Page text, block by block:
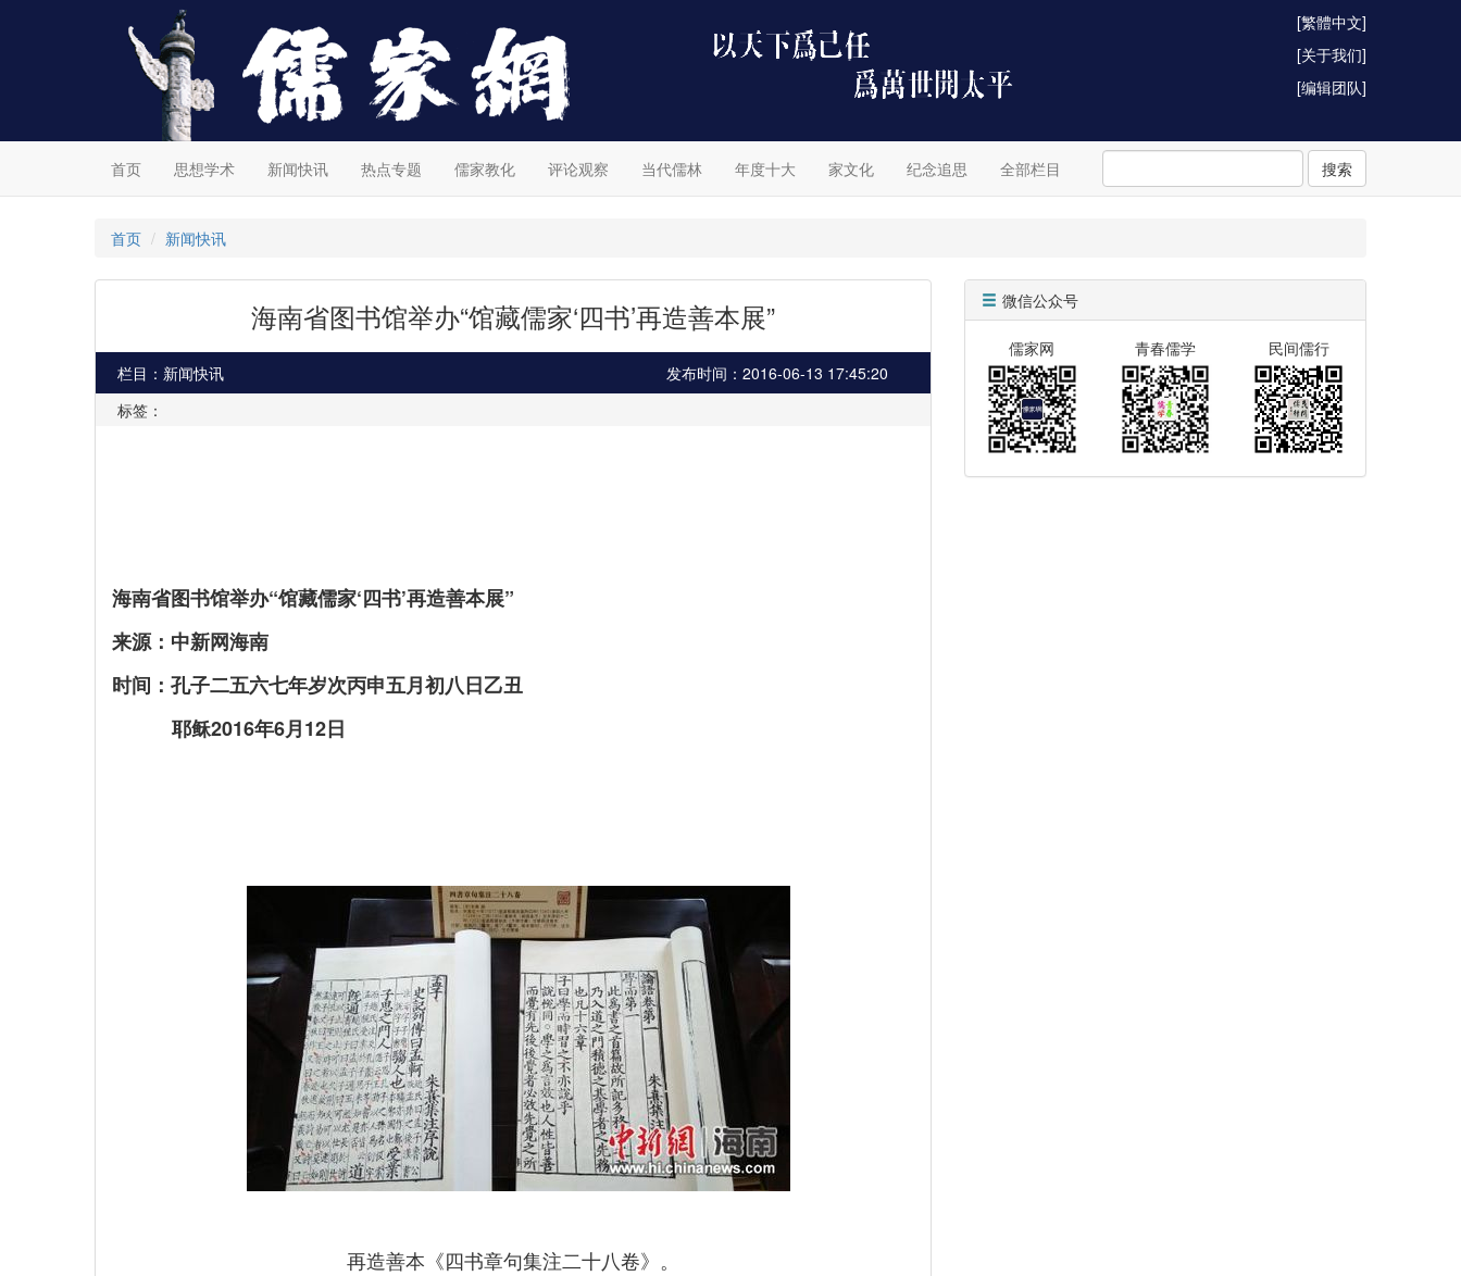
[繁體中文]
[关于我们]
[编辑团队]
首页 思想学术 新闻快讯 热点专题 儒家教化 评论观察 当代儒林 年度十大 家文化 纪念追思 全部栏目 搜索
首页 新闻快讯
海南省图书馆举办“馆藏儒家‘四书’再造善本展”
栏目：新闻快讯
发布时间：2016-06-13 17:45:20
标签：
海南省图书馆举办“馆藏儒家‘四书’再造善本展”
来源：中新网海南
时间：孔子二五六七年岁次丙申五月初八日乙丑
耶稣2016年6月12日
再造善本《四书章句集注二十八卷》。
微信公众号
儒家网 青春儒学 民间儒行